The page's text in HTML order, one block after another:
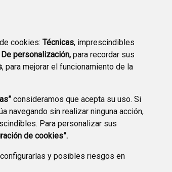
cookies: Técnicas, imprescindibles
De personalización, para recordar sus
, para mejorar el funcionamiento de la
consideramos que acepta su uso. Si
navegando sin realizar ninguna acción,
Para personalizar sus
de cookies”.
y posibles riesgos en
PLAN DE ACCIÓN LOCAL
2030